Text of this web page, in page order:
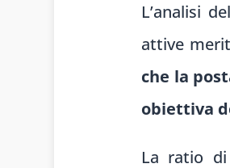
L’analisi
attive
che la
obiettiva
La ratio